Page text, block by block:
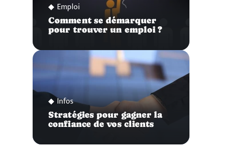
Emploi
Comment se démarquer
pour trouver un emploi ?
Infos
Stratégies pour gagner la
confiance de vos clients